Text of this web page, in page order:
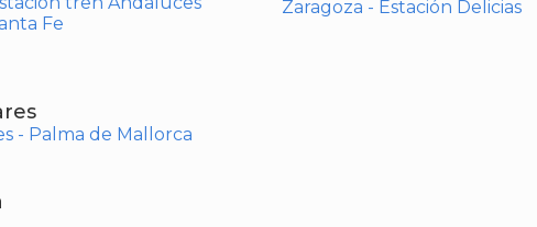
Fe
- Palma de Mallorca
Zaragoza - Estación Delicias